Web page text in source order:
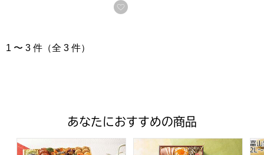
お気に入りに登録する
1 〜 3 件（全 3 件）
あなたにおすすめの商品
トップバリュ 和洋中特大二段重「饗宴」(きょうえん)【4
トップバリュ 和風三段重「富